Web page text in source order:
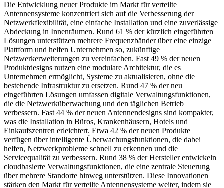
Die Entwicklung neuer Produkte im Markt für verteilte
Antennensysteme konzentriert sich auf die Verbesserung der
Netzwerkflexibilität, eine einfache Installation und eine zuverlässige
Abdeckung in Innenräumen. Rund 61 % der kürzlich eingeführten
Lösungen unterstützen mehrere Frequenzbänder über eine einzige
Plattform und helfen Unternehmen so, zukünftige
Netzwerkerweiterungen zu vereinfachen. Fast 49 % der neuen
Produktdesigns nutzen eine modulare Architektur, die es
Unternehmen ermöglicht, Systeme zu aktualisieren, ohne die
bestehende Infrastruktur zu ersetzen. Rund 47 % der neu
eingeführten Lösungen umfassen digitale Verwaltungsfunktionen,
die die Netzwerküberwachung und den täglichen Betrieb
verbessern. Fast 44 % der neuen Antennendesigns sind kompakter,
was die Installation in Büros, Krankenhäusern, Hotels und
Einkaufszentren erleichtert. Etwa 42 % der neuen Produkte
verfügen über intelligente Überwachungsfunktionen, die dabei
helfen, Netzwerkprobleme schnell zu erkennen und die
Servicequalität zu verbessern. Rund 38 % der Hersteller entwickeln
cloudbasierte Verwaltungsfunktionen, die eine zentrale Steuerung
über mehrere Standorte hinweg unterstützen. Diese Innovationen
stärken den Markt für verteilte Antennensysteme weiter, indem sie